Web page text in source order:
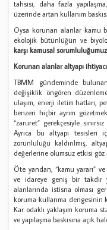
tahsisi, daha fazla
üzerinde artan kullanım
Oysa korunan alanlar kamu
ekolojik bütünlüğün ve
karşı kamusal
Korunan alanlar altyapı
TBMM gündeminde
değişiklik öngören
ulaşım, enerji iletim hatları,
benzeri hiçbir ayrım
“zaruret” gerekçesiyle
Ayrıca bu altyapı tesisleri
zorunluluğu kaldırılmış,
değerlerine olumsuz etkisi göz
Öte yandan, “kamu yararı”
ve idareye geniş bir takdir
alanlarında istisna olması
koruma-kullanma dengesinin
Kar odaklı yaklaşım koruma
ve yapılaşma baskısına açık